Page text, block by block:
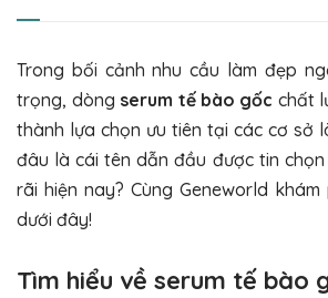
Trong bối cảnh nhu cầu làm đẹp
trọng, dòng serum tế bào gốc chất
thành lựa chọn ưu tiên tại các cơ sở
đâu là cái tên dẫn đầu được tin
rãi hiện nay? Cùng Geneworld
dưới đây!
Tìm hiểu về serum tế bào